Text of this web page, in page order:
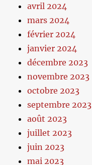
avril 2024
mars 2024
février 2024
janvier 2024
décembre 2023
novembre 2023
octobre 2023
septembre 2023
août 2023
juillet 2023
juin 2023
mai 2023